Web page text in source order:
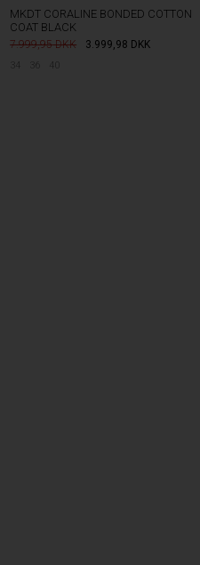
MKDT CORALINE BONDED COTTON
COAT BLACK
7.999,95 3.999,98 DKK
34 36 40